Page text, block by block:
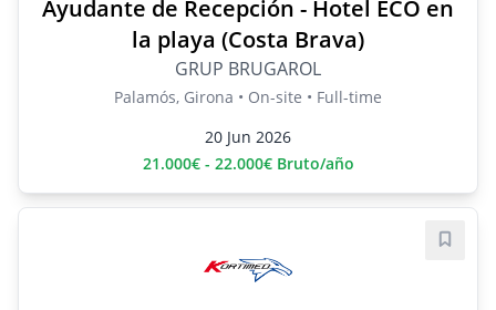
Ayudante de Recepción - Hotel ECO en
la playa (Costa Brava)
GRUP BRUGAROL
Palamós, Girona • On-site • Full-time
20 Jun 2026
21.000€ - 22.000€ Bruto/año
Save